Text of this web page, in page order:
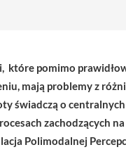
które pomimo
mają problemy z
świadczą o
zachodzących
Polimodalnej